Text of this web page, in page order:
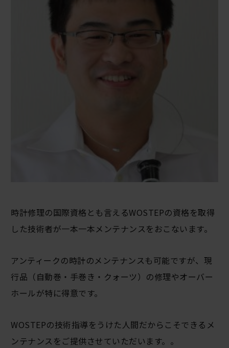
時計修理の国際資格とも言えるWOSTEPの資格を取得
した技術者が一本一本メンテナンスをおこないます。
アンティークの時計のメンテナンスも可能ですが、現
行品（自動巻・手巻き・クォーツ）の修理やオーバー
ホールが特に得意です。
WOSTEPの技術指導をうけた人間だからこそできるメ
ンテナンスをご提供させていただいます。。